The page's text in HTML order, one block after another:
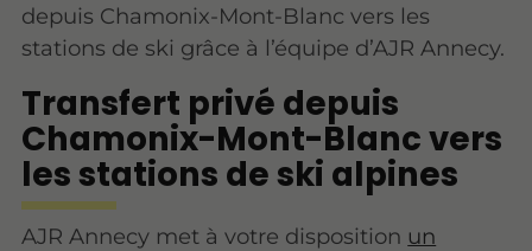
depuis Chamonix-Mont-Blanc vers les
stations de ski grâce à l’équipe d’AJR Annecy.
Transfert privé depuis
Chamonix-Mont-Blanc vers
les stations de ski alpines
AJR Annecy met à votre disposition un